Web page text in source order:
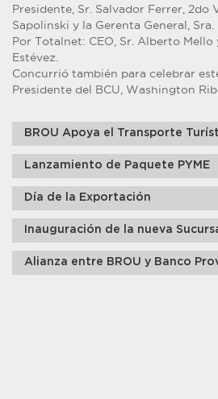
Presidente, Sr. Salvador Ferrer, 2do
Sapolinski y la Gerenta General, Sra.
Por Totalnet: CEO, Sr. Alberto Mello
Estévez.
Concurrió también para celebrar
Presidente del BCU, Washington
BROU Apoya el Transporte
Lanzamiento de Paquete PYME
Día de la Exportación
Inauguración de la nueva
Alianza entre BROU y Banco